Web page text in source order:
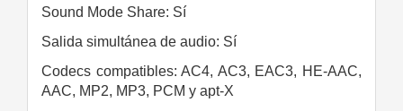
Sound Mode Share: Sí
Salida simultánea de audio: Sí
Codecs compatibles: AC4, AC3, EAC3, HE-AAC,
AAC, MP2, MP3, PCM y apt-X